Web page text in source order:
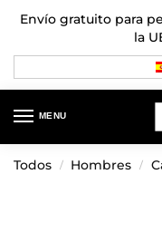
Envío gratuito para
la
MENU
Todos / Hombres /